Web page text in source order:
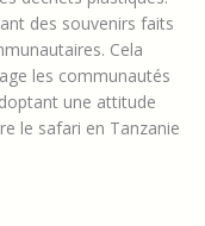
des souvenirs faits
Cela
les communautés
une attitude
le safari en Tanzanie